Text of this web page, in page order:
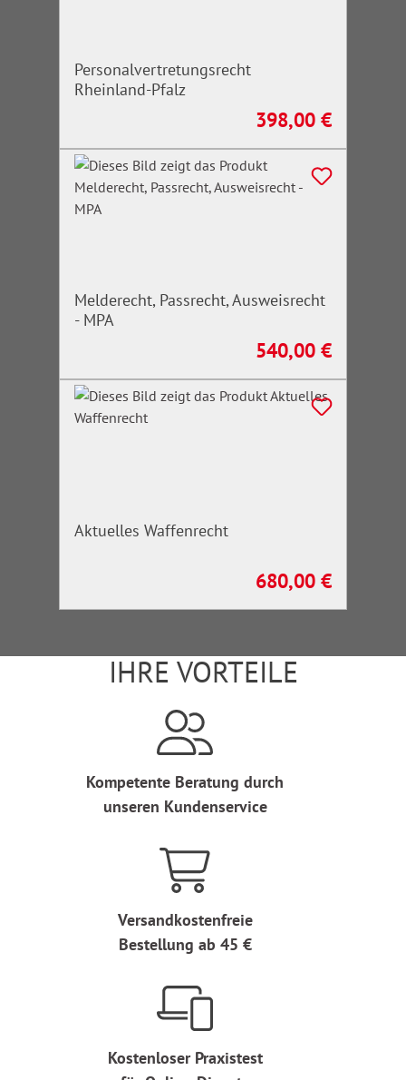
Personalvertretungsrecht
Rheinland-Pfalz
Regulärer Preis:
398,00 €
Melderecht, Passrecht, Ausweisrecht
- MPA
Regulärer Preis:
540,00 €
Aktuelles Waffenrecht
Regulärer Preis:
680,00 €
IHRE VORTEILE
Kompetente Beratung durch
unseren Kundenservice
Versandkostenfreie
Bestellung ab 45 €
Kostenloser Praxistest